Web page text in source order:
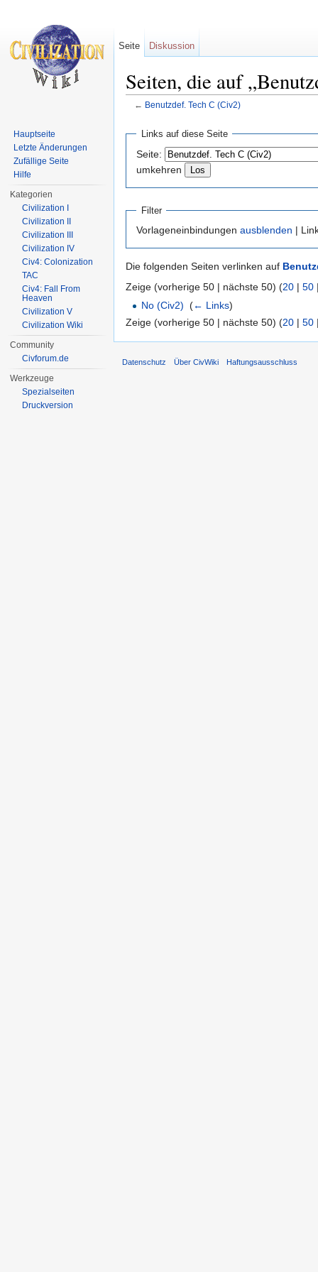
Seiten, die auf
← Benutzdef. Tech C (Civ2)
Links auf diese Seite
Seite:
umkehren
Filter
Vorlageneinbindungen ausblenden |
Die folgenden Seiten verlinken auf
Zeige (vorherige 50 | nächste 50) (20 | 50
No (Civ2)
(← Links)
Zeige (vorherige 50 | nächste 50) (20 | 50
Seite Diskussion
Hauptseite
Letzte Änderungen
Zufällige Seite
Hilfe
Kategorien
Civilization I
Civilization II
Civilization III
Civilization IV
Civ4: Colonization
TAC
Civ4: Fall From
Heaven
Civilization V
Civilization Wiki
Community
Civforum.de
Werkzeuge
Spezialseiten
Druckversion
Datenschutz Über CivWiki Haftungsausschluss